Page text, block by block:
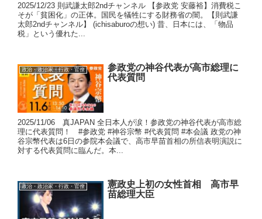
2025/12/23 則武謙太郎2ndチャンネル 【参政党 安藤裕】消費税こ
そが「貧困化」の正体。国民を犠牲にする財務省の闇。【則武謙
太郎2ndチャンネル】 (ichisaburoの想い) 昔、日本には、「物品
税」という優れた...
政治・政治家・行政・官僚
参政党の神谷代表が高市総理に
代表質問
2025/11/06 真JAPAN 全日本人が涙！参政党の神谷代表が高市総
理に代表質問！ #参政党 #神谷宗幣 #代表質問 #本会議 政党の神
谷宗幣代表は6日の参院本会議で、高市早苗首相の所信表明演説に
対する代表質問に臨んだ。本...
政治・政治家・行政・官僚
憲政史上初の女性首相 高市早
苗総理大臣